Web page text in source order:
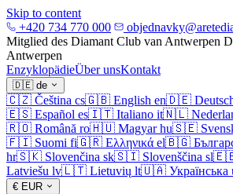
Skip to content
+420 734 770 000
Mitglied des Diamant Club van Antwerpen
Antwerpen
EnzyklopädieÜber unsKontakt
🇩🇪 de
🇨🇿 Čeština cs🇬🇧 English en🇩🇪
🇪🇸 Español es🇮🇹 Italiano it🇳🇱
🇷🇴 Română ro🇭🇺 Magyar hu🇸🇪
🇫🇮 Suomi fi🇬🇷 Ελληνικά el🇧🇬
hr🇸🇰 Slovenčina sk🇸🇮 Slovenščina sl
Latviešu lv🇱🇹 Lietuvių lt🇺🇦 Українська
€ EUR